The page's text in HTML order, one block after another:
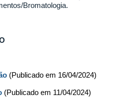
Bromatologia.
(Publicado em 16/04/2024)
(Publicado em 11/04/2024)